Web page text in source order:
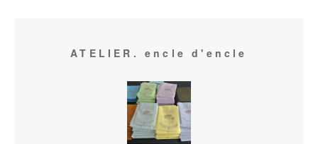
ATELIER. encle d'encle